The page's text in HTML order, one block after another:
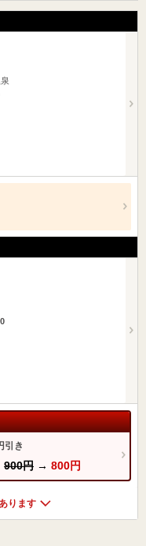
引き
900円 → 800円
ります